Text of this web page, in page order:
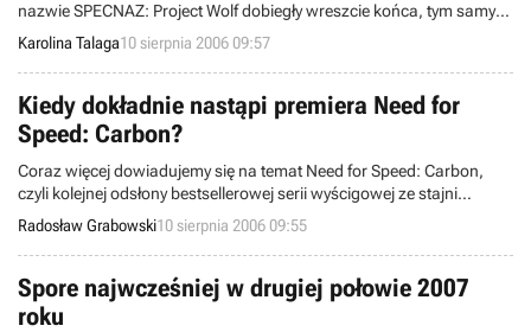
nazwie SPECNAZ: Project Wolf dobiegły wreszcie końca, tym samym
uzyskała ona „złoty” status i odjechała do tłoczni.
Karolina Talaga10 sierpnia 2006 09:57
Kiedy dokładnie nastąpi premiera Need for
Speed: Carbon?
Coraz więcej dowiadujemy się na temat Need for Speed: Carbon,
czyli kolejnej odsłony bestsellerowej serii wyścigowej ze stajni
Electronic Arts. Trzy dni temu poznaliśmy wybrane spośród około stu
modeli samochodów, którymi pojeździmy po wirtualnych drogach.
Natomiast dziś dotarliśmy do precyzyjnej daty premiery omawianej
gry.
Radosław Grabowski10 sierpnia 2006 09:55
Spore najwcześniej w drugiej połowie 2007
roku